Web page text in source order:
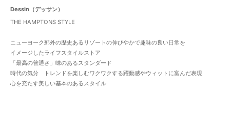
Dessin（デッサン）
THE HAMPTONS STYLE
ニューヨーク郊外の歴史あるリゾートの伸びやかで趣味の良い日常を
イメージしたライフスタイルストア
「最高の普通さ」味のあるスタンダード
時代の気分 トレンドを楽しむワクワクする躍動感やウィットに富んだ表現
心を充たす美しい基本のあるスタイル